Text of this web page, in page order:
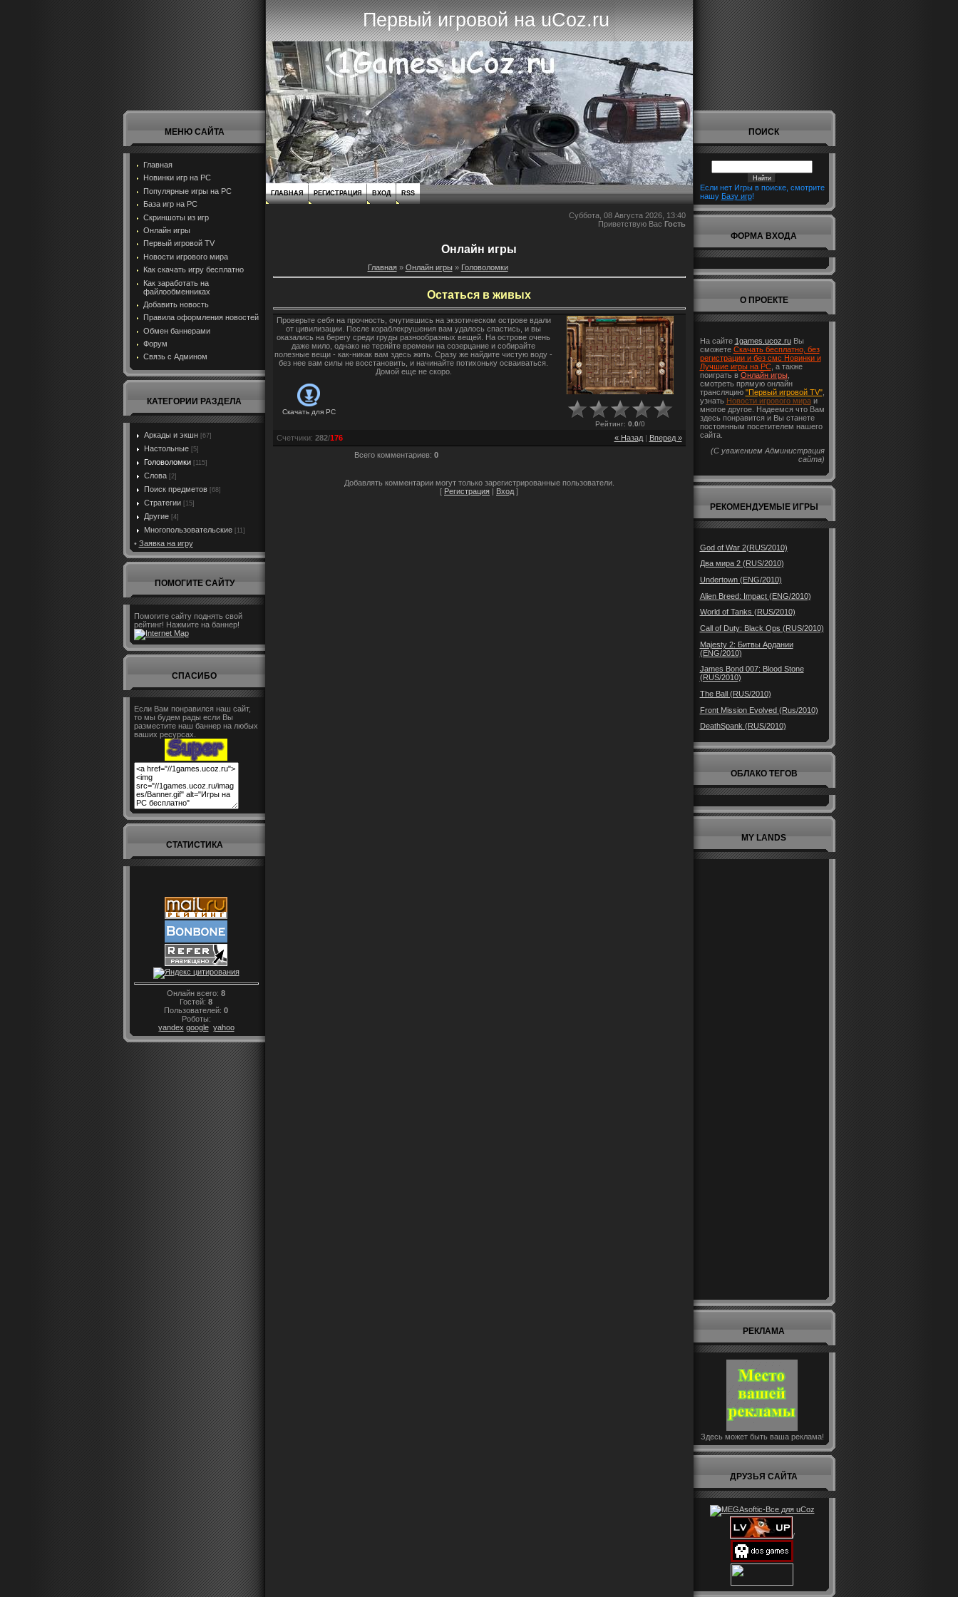
МЕНЮ САЙТА
Главная
Новинки игр на PC
Популярные игры на PC
База игр на РС
Скриншоты из игр
Онлайн игры
Первый игровой TV
Новости игрового мира
Как скачать игру бесплатно
Как заработать на
файлообменниках
Добавить новость
Правила оформления новостей
Обмен баннерами
Форум
Связь с Админом
КАТЕГОРИИ РАЗДЕЛА
Аркады и экшн [67]
Настольные [5]
Головоломки [115]
Слова [2]
Поиск предметов [68]
Стратегии [15]
Другие [4]
Многопользовательские [11]
• Заявка на игру
ПОМОГИТЕ САЙТУ
Помогите сайту поднять свой
рейтинг! Нажмите на баннер!
СПАСИБО
Если Вам понравился наш сайт,
то мы будем рады если Вы
разместите наш баннер на любых
ваших ресурсах.
СТАТИСТИКА
Онлайн всего: 8
Гостей: 8
Пользователей: 0
Роботы:
yandex google yahoo
Первый игровой на uCoz.ru
ГЛАВНАЯ РЕГИСТРАЦИЯ ВХОД RSS
Суббота, 08 Августа 2026, 13:40
Приветствую Вас Гость
Онлайн игры
Главная» Онлайн игры » Головоломки
Остаться в живых
Проверьте себя на прочность, очутившись на экзотическом острове вдали
от цивилизации. После кораблекрушения вам удалось спастись, и вы
оказались на берегу среди груды разнообразных вещей. На острове очень
даже мило, однако не теряйте времени на созерцание и собирайте
полезные вещи - как-никак вам здесь жить. Сразу же найдите чистую воду -
без нее вам силы не восстановить, и начинайте потихоньку осваиваться.
Домой еще не скоро.
Скачать дляPC
Рейтинг: 0.0/0
« Назад| Вперед »
Счетчики: 282/176
Всего комментариев: 0
Добавлять комментарии могут только зарегистрированные пользователи.
[ Регистрация | Вход ]
ПОИСК
Если нет Игры в поиске, смотрите
нашу Базу игр!
ФОРМА ВХОДА
О ПРОЕКТЕ
На сайте 1games.ucoz.ruВы
сможете Скачать бесплатно, без
регистрации и без смс Новинки и
Лучшие игры на PC, а также
поиграть в Онлайн игры,
смотреть прямую онлайн
трансляцию "Первый игровой TV",
узнать Новости игрового мираи
многое другое. Надеемся что Вам
здесь понравится и Вы станете
постоянным посетителем нашего
сайта.
(С уважением Администрация
сайта)
РЕКОМЕНДУЕМЫЕ ИГРЫ
God of War 2(RUS/2010)
Два мира 2 (RUS/2010)
Undertown (ENG/2010)
Alien Breed: Impact (ENG/2010)
World of Tanks (RUS/2010)
Call of Duty: Black Ops (RUS/2010)
Majesty 2: Битвы Ардании
(ENG/2010)
James Bond 007: Blood Stone
(RUS/2010)
The Ball (RUS/2010)
Front Mission Evolved (Rus/2010)
DeathSpank (RUS/2010)
ОБЛАКО ТЕГОВ
MY LANDS
РЕКЛАМА
Здесь может быть ваша реклама!
ДРУЗЬЯ САЙТА
/